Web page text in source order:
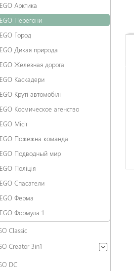
Арктика
Перегони
Город
Дикая природа
Железная дорога
Каскадери
Круті автомобілі
Космическое агенство
Місії
Пожежна команда
Подводный мир
Поліція
Спасатели
Ферма
Формула 1
Classic
Creator 3in1
DC